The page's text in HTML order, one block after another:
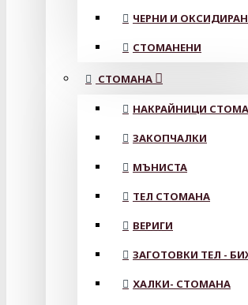
ЧЕРНИ И
СТОМАНЕНИ
СТОМАНА
НАКРАЙНИЦИ
ЗАКОПЧАЛКИ
МЪНИСТА
ТЕЛ СТОМАНА
ВЕРИГИ
ЗАГОТОВКИ ТЕЛ -
ХАЛКИ- СТОМАНА